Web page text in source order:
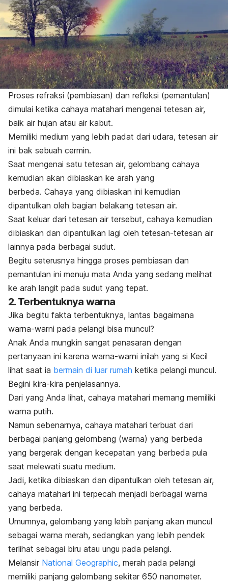
Proses refraksi (pembiasan) dan refleksi (pemantulan)
dimulai ketika cahaya matahari mengenai tetesan air,
baik air hujan atau air kabut.
Memiliki medium yang lebih padat dari udara, tetesan air
ini bak sebuah cermin.
Saat mengenai satu tetesan air, gelombang cahaya
kemudian akan dibiaskan ke arah yang
berbeda. Cahaya yang dibiaskan ini kemudian
dipantulkan oleh bagian belakang tetesan air.
Saat keluar dari tetesan air tersebut, cahaya kemudian
dibiaskan dan dipantulkan lagi oleh tetesan-tetesan air
lainnya pada berbagai sudut.
Begitu seterusnya hingga proses pembiasan dan
pemantulan ini menuju mata Anda yang sedang melihat
ke arah langit pada sudut yang tepat.
2. Terbentuknya warna
Jika begitu fakta terbentuknya, lantas bagaimana
warna-warni pada pelangi bisa muncul?
Anak Anda mungkin sangat penasaran dengan
pertanyaan ini karena warna-warni inilah yang si Kecil
lihat saat ia bermain di luar rumah ketika pelangi muncul.
Begini kira-kira penjelasannya.
Dari yang Anda lihat, cahaya matahari memang memiliki
warna putih.
Namun sebenarnya, cahaya matahari terbuat dari
berbagai panjang gelombang (warna) yang berbeda
yang bergerak dengan kecepatan yang berbeda pula
saat melewati suatu medium.
Jadi, ketika dibiaskan dan dipantulkan oleh tetesan air,
cahaya matahari ini terpecah menjadi berbagai warna
yang berbeda.
Umumnya, gelombang yang lebih panjang akan muncul
sebagai warna merah, sedangkan yang lebih pendek
terlihat sebagai biru atau ungu pada pelangi.
Melansir National Geographic, merah pada pelangi
memiliki panjang gelombang sekitar 650 nanometer.